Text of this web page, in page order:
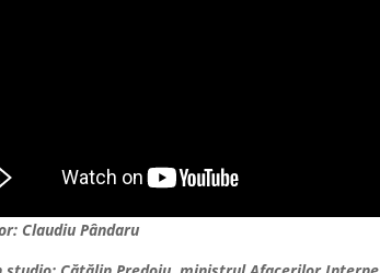
Claudiu Pândaru